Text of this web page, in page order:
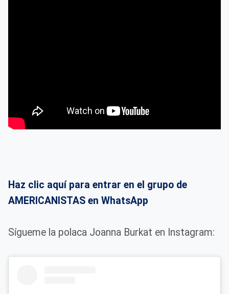
Haz clic aquí para entrar en el grupo de
AMERICANISTAS en WhatsApp
Sígueme la polaca Joanna Burkat en Instagram: